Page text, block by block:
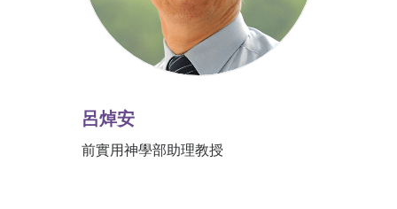
呂焯安
前實用神學部助理教授